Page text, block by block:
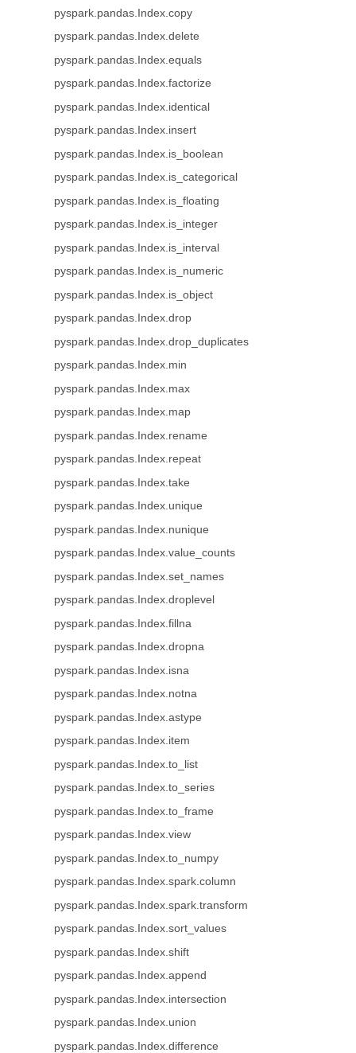
pyspark.pandas.Index.copy
pyspark.pandas.Index.delete
pyspark.pandas.Index.equals
pyspark.pandas.Index.factorize
pyspark.pandas.Index.identical
pyspark.pandas.Index.insert
pyspark.pandas.Index.is_boolean
pyspark.pandas.Index.is_categorical
pyspark.pandas.Index.is_floating
pyspark.pandas.Index.is_integer
pyspark.pandas.Index.is_interval
pyspark.pandas.Index.is_numeric
pyspark.pandas.Index.is_object
pyspark.pandas.Index.drop
pyspark.pandas.Index.drop_duplicates
pyspark.pandas.Index.min
pyspark.pandas.Index.max
pyspark.pandas.Index.map
pyspark.pandas.Index.rename
pyspark.pandas.Index.repeat
pyspark.pandas.Index.take
pyspark.pandas.Index.unique
pyspark.pandas.Index.nunique
pyspark.pandas.Index.value_counts
pyspark.pandas.Index.set_names
pyspark.pandas.Index.droplevel
pyspark.pandas.Index.fillna
pyspark.pandas.Index.dropna
pyspark.pandas.Index.isna
pyspark.pandas.Index.notna
pyspark.pandas.Index.astype
pyspark.pandas.Index.item
pyspark.pandas.Index.to_list
pyspark.pandas.Index.to_series
pyspark.pandas.Index.to_frame
pyspark.pandas.Index.view
pyspark.pandas.Index.to_numpy
pyspark.pandas.Index.spark.column
pyspark.pandas.Index.spark.transform
pyspark.pandas.Index.sort_values
pyspark.pandas.Index.shift
pyspark.pandas.Index.append
pyspark.pandas.Index.intersection
pyspark.pandas.Index.union
pyspark.pandas.Index.difference